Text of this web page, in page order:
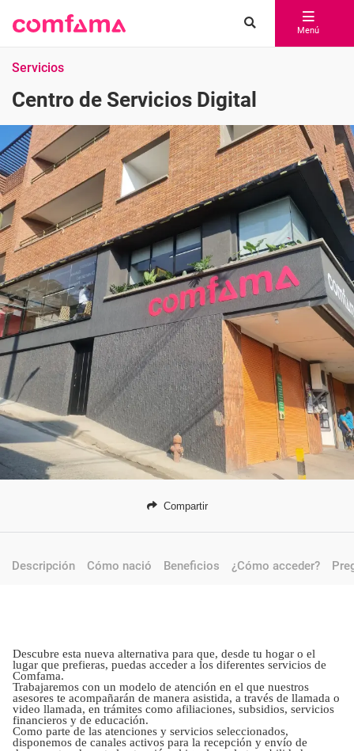
Menú
Servicios
Centro de Servicios Digital
Compartir
Compartir
Descripción Cómo nació Beneficios ¿Cómo acceder?
Descubre esta nueva alternativa para que, desde tu hogar o el
lugar que prefieras, puedas acceder a los diferentes servicios de
Comfama.
Trabajaremos con un modelo de atención en el que nuestros
asesores te acompañarán de manera asistida, a través de llamada o
video llamada, en trámites como afiliaciones, subsidios, servicios
financieros y de educación.
Como parte de las atenciones y servicios seleccionados,
disponemos de canales activos para la recepción y envío de